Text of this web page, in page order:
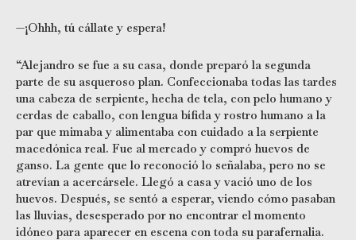
—¡Ohhh, tú cállate y espera!
“Alejandro se fue a su casa, donde preparó la segunda
parte de su asqueroso plan. Confeccionaba todas las tardes
una cabeza de serpiente, hecha de tela, con pelo humano y
cerdas de caballo, con lengua bífida y rostro humano a la
par que mimaba y alimentaba con cuidado a la serpiente
macedónica real. Fue al mercado y compró huevos de
ganso. La gente que lo reconoció lo señalaba, pero no se
atrevían a acercársele. Llegó a casa y vació uno de los
huevos. Después, se sentó a esperar, viendo cómo pasaban
las lluvias, desesperado por no encontrar el momento
idóneo para aparecer en escena con toda su parafernalia.